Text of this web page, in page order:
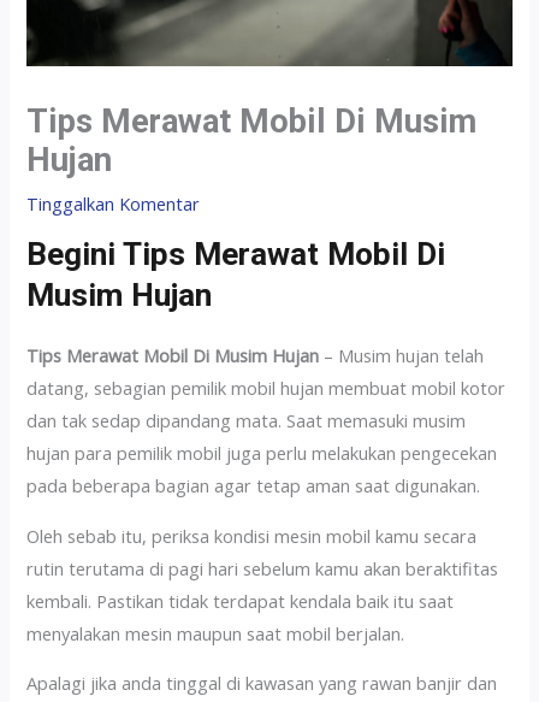
Tips Merawat Mobil Di Musim
Hujan
Tinggalkan Komentar
Begini Tips Merawat Mobil Di
Musim Hujan
Tips Merawat Mobil Di Musim Hujan – Musim hujan telah
datang, sebagian pemilik mobil hujan membuat mobil kotor
dan tak sedap dipandang mata. Saat memasuki musim
hujan para pemilik mobil juga perlu melakukan pengecekan
pada beberapa bagian agar tetap aman saat digunakan.
Oleh sebab itu, periksa kondisi mesin mobil kamu secara
rutin terutama di pagi hari sebelum kamu akan beraktifitas
kembali. Pastikan tidak terdapat kendala baik itu saat
menyalakan mesin maupun saat mobil berjalan.
Apalagi jika anda tinggal di kawasan yang rawan banjir dan